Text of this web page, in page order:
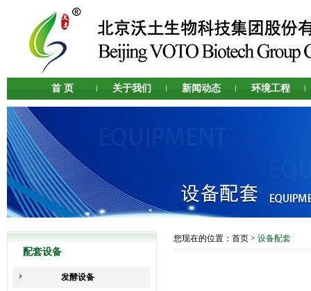
首 页 关于我们 新闻动态 环境工程
配套设备
发酵设备
您现在的位置： 首页 > 设备配套